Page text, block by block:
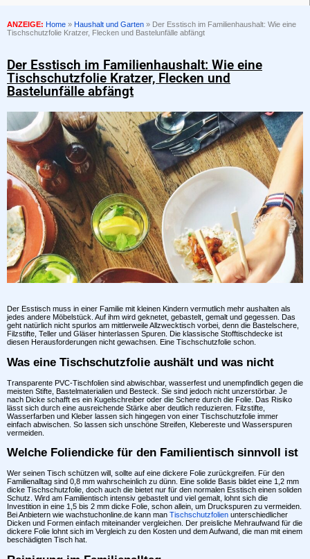
ANZEIGE: Home » Haushalt und Garten » Der Esstisch im Familienhaushalt: Wie eine
Tischschutzfolie Kratzer, Flecken und Bastelunfälle abfängt
Der Esstisch im Familienhaushalt: Wie eine
Tischschutzfolie Kratzer, Flecken und
Bastelunfälle abfängt
Der Esstisch muss in einer Familie mit kleinen Kindern vermutlich mehr aushalten als
jedes andere Möbelstück. Auf ihm wird geknetet, gebastelt, gemalt und gegessen. Das
geht natürlich nicht spurlos am mittlerweile Allzwecktisch vorbei, denn die Bastelschere,
Filzstifte, Teller und Gläser hinterlassen Spuren. Die klassische Stofftischdecke ist
diesen Herausforderungen nicht gewachsen. Eine Tischschutzfolie schon.
Was eine Tischschutzfolie aushält und was nicht
Transparente PVC-Tischfolien sind abwischbar, wasserfest und unempfindlich gegen die
meisten Stifte, Bastelmaterialien und Besteck. Sie sind jedoch nicht unzerstörbar. Je
nach Dicke schafft es ein Kugelschreiber oder die Schere durch die Folie. Das Risiko
lässt sich durch eine ausreichende Stärke aber deutlich reduzieren. Filzstifte,
Wasserfarben und Kleber lassen sich hingegen von einer Tischschutzfolie immer
einfach abwischen. So lassen sich unschöne Streifen, Klebereste und Wasserspuren
vermeiden.
Welche Foliendicke für den Familientisch sinnvoll ist
Wer seinen Tisch schützen will, sollte auf eine dickere Folie zurückgreifen. Für den
Familienalltag sind 0,8 mm wahrscheinlich zu dünn. Eine solide Basis bildet eine 1,2 mm
dicke Tischschutzfolie, doch auch die bietet nur für den normalen Esstisch einen soliden
Schutz. Wird am Familientisch intensiv gebastelt und viel gemalt, lohnt sich die
Investition in eine 1,5 bis 2 mm dicke Folie, schon allein, um Druckspuren zu vermeiden.
Bei Anbietern wie wachstuchonline.de kann man Tischschutzfolien unterschiedlicher
Dicken und Formen einfach miteinander vergleichen. Der preisliche Mehraufwand für die
dickere Folie lohnt sich im Vergleich zu den Kosten und dem Aufwand, die man mit einem
beschädigten Tisch hat.